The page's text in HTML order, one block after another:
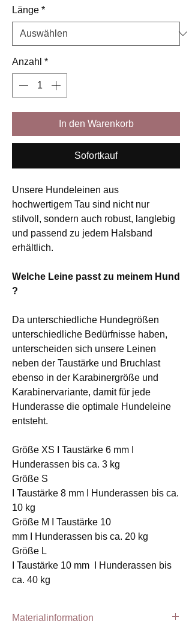
Länge *
Anzahl *
In den Warenkorb
Sofortkauf
Unsere Hundeleinen aus
hochwertigem Tau sind nicht nur
stilvoll, sondern auch robust, langlebig
und passend zu jedem Halsband
erhältlich.
Welche Leine passt zu meinem Hund
?
Da unterschiedliche Hundegrößen
unterschiedliche Bedürfnisse haben,
unterscheiden sich unsere Leinen
neben der Taustärke und Bruchlast
ebenso in der Karabinergröße und
Karabinervariante, damit für jede
Hunderasse die optimale Hundeleine
entsteht.
Größe XS I Taustärke 6 mm I
Hunderassen bis ca. 3 kg
Größe S
I Taustärke 8 mm I Hunderassen bis ca.
10 kg
Größe M I Taustärke 10
mm I Hunderassen bis ca. 20 kg
Größe L
I Taustärke 10 mm I Hunderassen bis
ca. 40 kg
Materialinformation